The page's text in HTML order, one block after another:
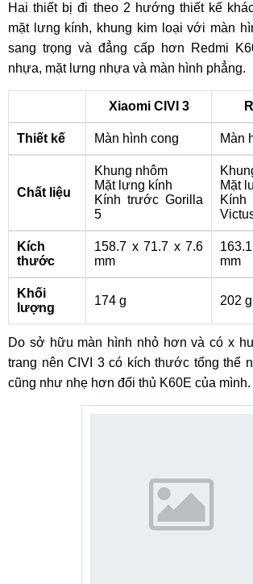
Hai thiết bị đi theo 2 hướng thiết kế
mặt lưng kính, khung kim loại với màn
sang trọng và đẳng cấp hơn Redmi
nhựa, mặt lưng nhựa và màn hình phẳng.
Xiaomi CIVI 3
Thiết kế Màn hình cong Màn
Chất liệu
Khung nhôm
Mặt lưng kính
Kính trước Gorilla
5
Mặt
Kích
thước
158.7 x 71.7 x 7.6
mm
mm
Khối
lượng
174 g 202 g
Do sở hữu màn hình nhỏ hơn và có x
trang nên CIVI 3 có kích thước tổng thể
cũng như nhẹ hơn đối thủ K60E của mình.